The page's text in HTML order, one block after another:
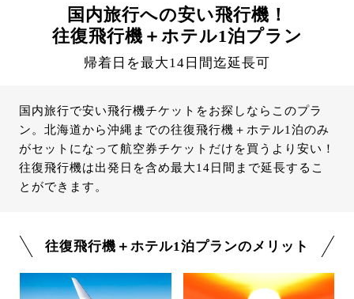
国内旅行への安い飛行機！
往復飛行機＋ホテル1泊プラン
帰着日を最大14日間迄延長可
国内旅行で安い飛行機チケットをお探しならこのプラ
ン。北海道から沖縄までの往復飛行機＋ホテル1泊のみ
がセットになって航空券チケットだけを買うより安い！
往復飛行機は出発日を含め最大14日間まで延長するこ
とができます。
往復飛行機＋ホテル1泊プランのメリット